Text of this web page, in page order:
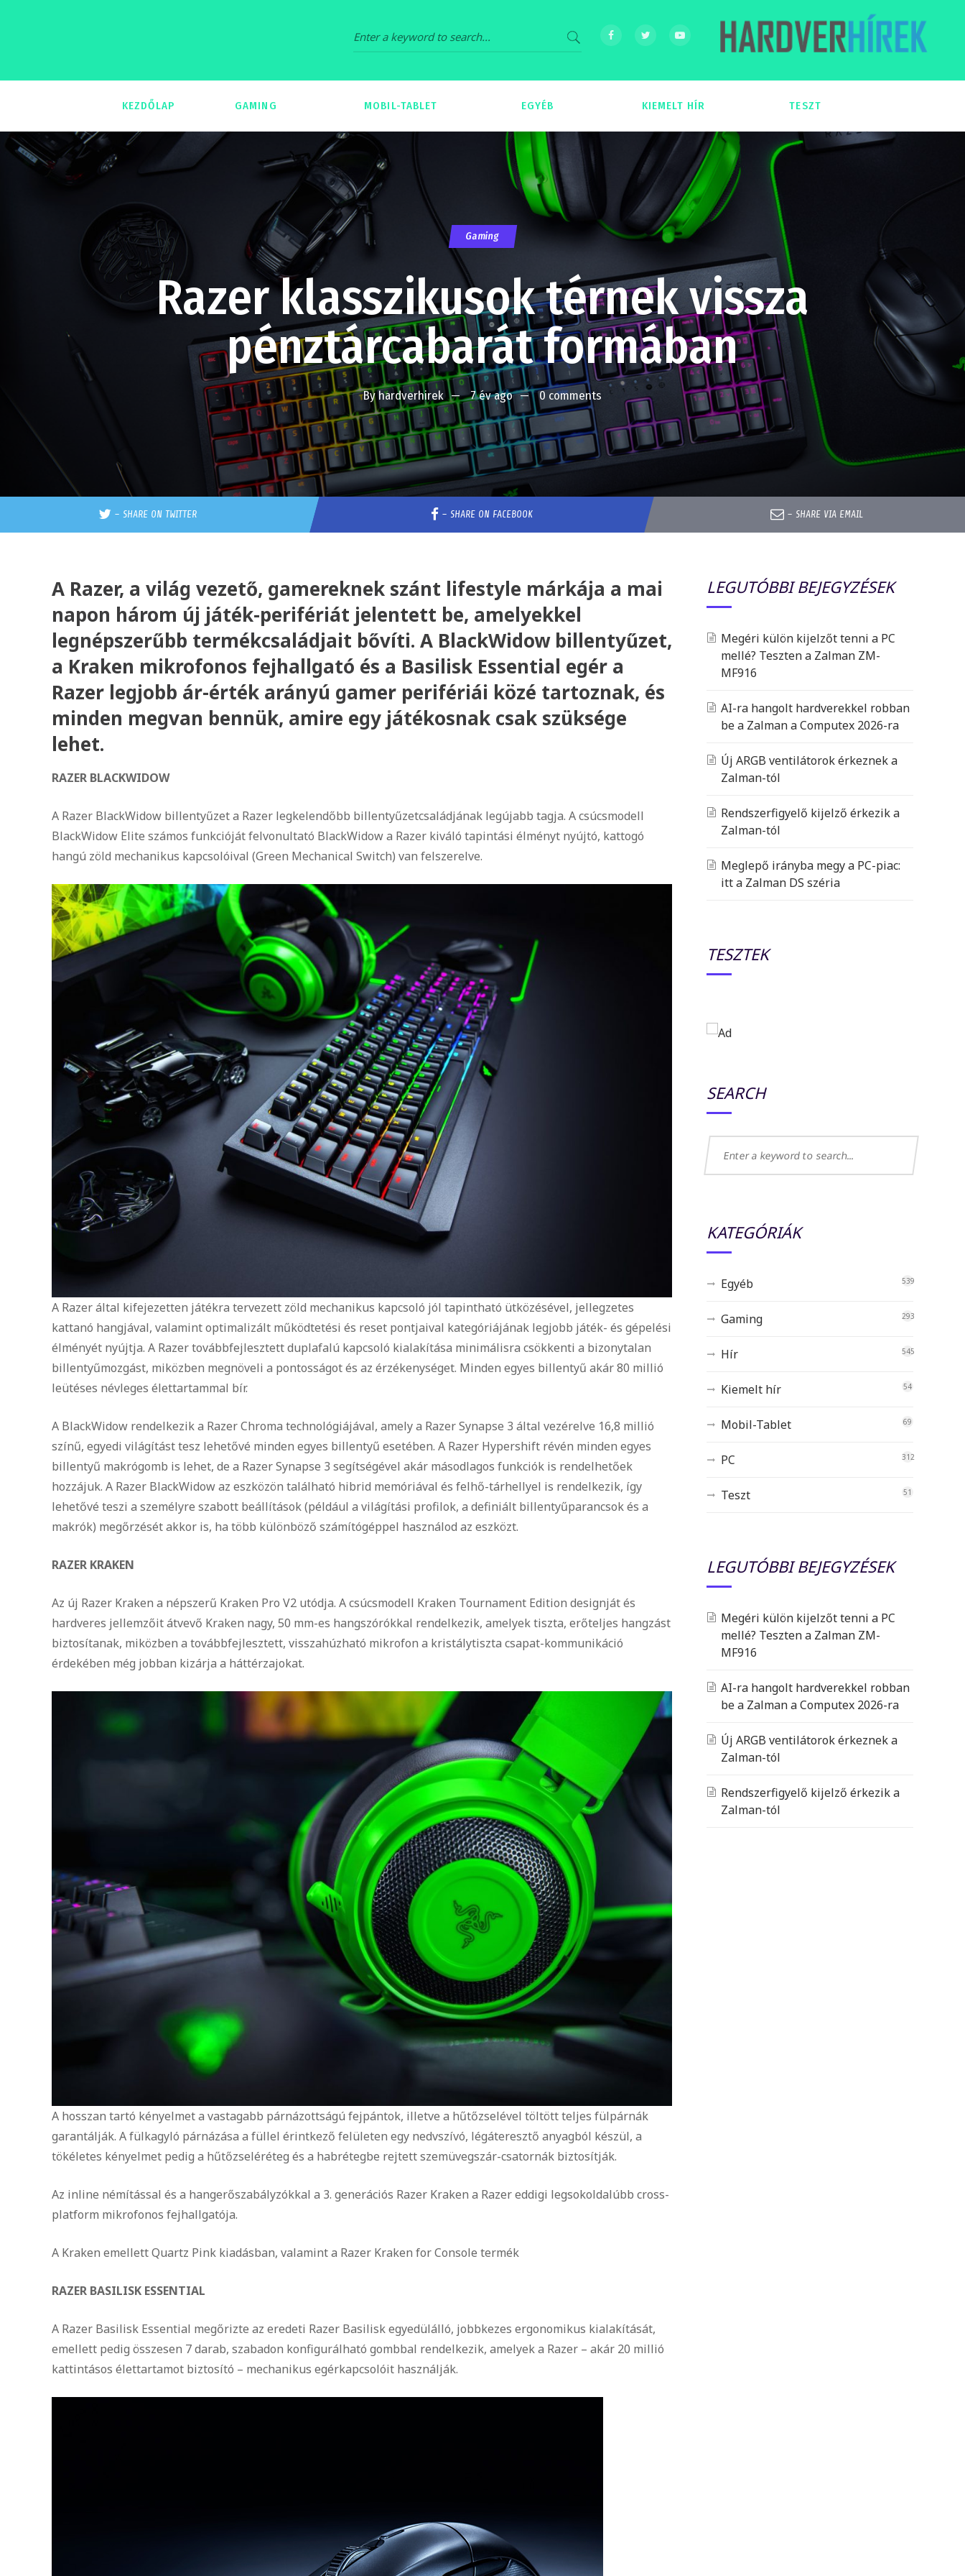
KEZDŐLAP GAMING MOBIL-TABLET EGYÉB KIEMELT HÍR TESZT
Gaming
Razer klasszikusok térnek vissza
pénztárcabarát formában
Byhardverhirek 7 év ago 0 comments
– SHARE ON TWITTER – SHARE ON FACEBOOK – SHARE VIA EMAIL
A Razer, a világ vezető, gamereknek szánt lifestyle márkája a mai
napon három új játék-perifériát jelentett be, amelyekkel
legnépszerűbb termékcsaládjait bővíti. A BlackWidow billentyűzet,
a Kraken mikrofonos fejhallgató és a Basilisk Essential egér a
Razer legjobb ár-érték arányú gamer perifériái közé tartoznak, és
minden megvan bennük, amire egy játékosnak csak szüksége
lehet.
RAZER BLACKWIDOW
A Razer BlackWidow billentyűzet a Razer legkelendőbb billentyűzetcsaládjának legújabb tagja. A csúcsmodell
BlackWidow Elite számos funkcióját felvonultató BlackWidow a Razer kiváló tapintási élményt nyújtó, kattogó
hangú zöld mechanikus kapcsolóival (Green Mechanical Switch) van felszerelve.
A Razer által kifejezetten játékra tervezett zöld mechanikus kapcsoló jól tapintható ütközésével, jellegzetes
kattanó hangjával, valamint optimalizált működtetési és reset pontjaival kategóriájának legjobb játék- és gépelési
élményét nyújtja. A Razer továbbfejlesztett duplafalú kapcsoló kialakítása minimálisra csökkenti a bizonytalan
billentyűmozgást, miközben megnöveli a pontosságot és az érzékenységet. Minden egyes billentyű akár 80 millió
leütéses névleges élettartammal bír.
A BlackWidow rendelkezik a Razer Chroma technológiájával, amely a Razer Synapse 3 által vezérelve 16,8 millió
színű, egyedi világítást tesz lehetővé minden egyes billentyű esetében. A Razer Hypershift révén minden egyes
billentyű makrógomb is lehet, de a Razer Synapse 3 segítségével akár másodlagos funkciók is rendelhetőek
hozzájuk. A Razer BlackWidow az eszközön található hibrid memóriával és felhő-tárhellyel is rendelkezik, így
lehetővé teszi a személyre szabott beállítások (például a világítási profilok, a definiált billentyűparancsok és a
makrók) megőrzését akkor is, ha több különböző számítógéppel használod az eszközt.
RAZER KRAKEN
Az új Razer Kraken a népszerű Kraken Pro V2 utódja. A csúcsmodell Kraken Tournament Edition designját és
hardveres jellemzőit átvevő Kraken nagy, 50 mm-es hangszórókkal rendelkezik, amelyek tiszta, erőteljes hangzást
biztosítanak, miközben a továbbfejlesztett, visszahúzható mikrofon a kristálytiszta csapat-kommunikáció
érdekében még jobban kizárja a háttérzajokat.
A hosszan tartó kényelmet a vastagabb párnázottságú fejpántok, illetve a hűtőzselével töltött teljes fülpárnák
garantálják. A fülkagyló párnázása a füllel érintkező felületen egy nedvszívó, légáteresztő anyagból készül, a
tökéletes kényelmet pedig a hűtőzseléréteg és a habrétegbe rejtett szemüvegszár-csatornák biztosítják.
Az inline némítással és a hangerőszabályzókkal a 3. generációs Razer Kraken a Razer eddigi legsokoldalúbb cross-
platform mikrofonos fejhallgatója.
A Kraken emellett Quartz Pink kiadásban, valamint a Razer Kraken for Console termék
RAZER BASILISK ESSENTIAL
A Razer Basilisk Essential megőrizte az eredeti Razer Basilisk egyedülálló, jobbkezes ergonomikus kialakítását,
emellett pedig összesen 7 darab, szabadon konfigurálható gombbal rendelkezik, amelyek a Razer – akár 20 millió
kattintásos élettartamot biztosító – mechanikus egérkapcsolóit használják.
LEGUTÓBBI BEJEGYZÉSEK
Megéri külön kijelzőt tenni a PC
mellé? Teszten a Zalman ZM-
MF916
AI-ra hangolt hardverekkel robban
be a Zalman a Computex 2026-ra
Új ARGB ventilátorok érkeznek a
Zalman-tól
Rendszerfigyelő kijelző érkezik a
Zalman-tól
Meglepő irányba megy a PC-piac:
itt a Zalman DS széria
TESZTEK
SEARCH
KATEGÓRIÁK
Egyéb 539
Gaming 293
Hír 545
Kiemelt hír 54
Mobil-Tablet 69
PC 312
Teszt 51
LEGUTÓBBI BEJEGYZÉSEK
Megéri külön kijelzőt tenni a PC
mellé? Teszten a Zalman ZM-
MF916
AI-ra hangolt hardverekkel robban
be a Zalman a Computex 2026-ra
Új ARGB ventilátorok érkeznek a
Zalman-tól
Rendszerfigyelő kijelző érkezik a
Zalman-tól